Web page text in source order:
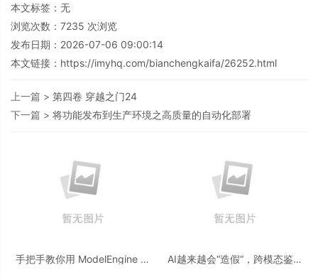
本文标签：无
浏览次数： 7235 次浏览
发布日期：2026-07-06 09:00:14
本文链接： https://imyhq.com/bianchengkaifa/26252.html
上一篇 > 第四卷 穿越之门24
下一篇 > 将功能发布到生产环境之高质量的自动化部署
手把手教你用 ModelEngine 打
AI越来越会“造假“，跨模态鉴伪